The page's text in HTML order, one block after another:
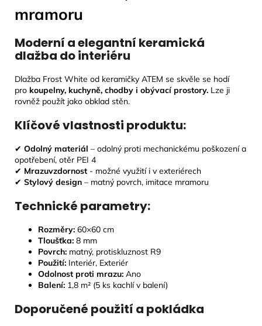
mramoru
Moderní a elegantní keramická
dlažba do interiéru
Dlažba Frost White od keramičky ATEM se skvěle se hodí
pro koupelny, kuchyně, chodby i obývací prostory. Lze ji
rovněž použít jako obklad stěn.
Klíčové vlastnosti produktu:
✔ Odolný materiál – odolný proti mechanickému poškození a
opotřebení, otěr PEI 4
✔ Mrazuvzdornost - možné využití i v exteriérech
✔ Stylový design – matný povrch, imitace mramoru
Technické parametry:
Rozměry: 60×60 cm
Tloušťka: 8 mm
Povrch: matný, protiskluznost R9
Použití: Interiér, Exteriér
Odolnost proti mrazu: Ano
Balení: 1,8 m² (5 ks kachlí v balení)
Doporučené použití a pokládka